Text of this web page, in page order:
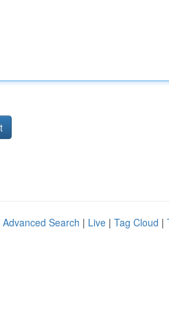
Advanced Search | Live | Tag Cloud |